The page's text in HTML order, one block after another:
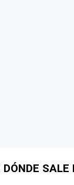
SALE